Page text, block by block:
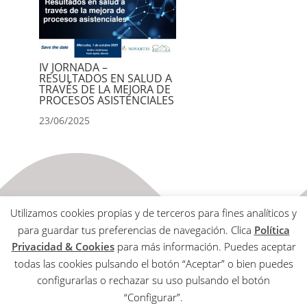
IV JORNADA –
RESULTADOS EN SALUD A
TRAVÉS DE LA MEJORA DE
PROCESOS ASISTENCIALES
23/06/2025
Aviso Legal
Política de Privacidad & Cookies
Utilizamos cookies propias y de terceros para fines analíticos y
para guardar tus preferencias de navegación. Clica Política
Privacidad & Cookiespara más información. Puedes aceptar
todas las cookies pulsando el botón “Aceptar” o bien puedes
configurarlas o rechazar su uso pulsando el botón
“Configurar”.